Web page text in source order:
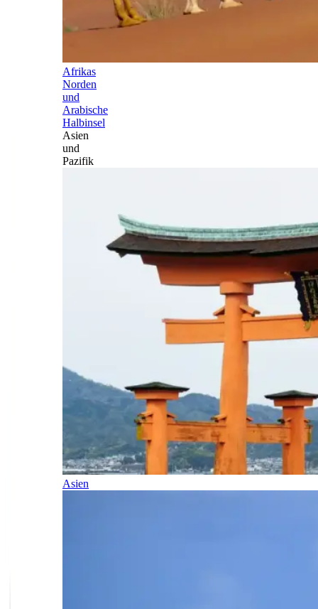
Afrikas
Norden
und
Arabische
Halbinsel
Asien
und
Pazifik
Asien